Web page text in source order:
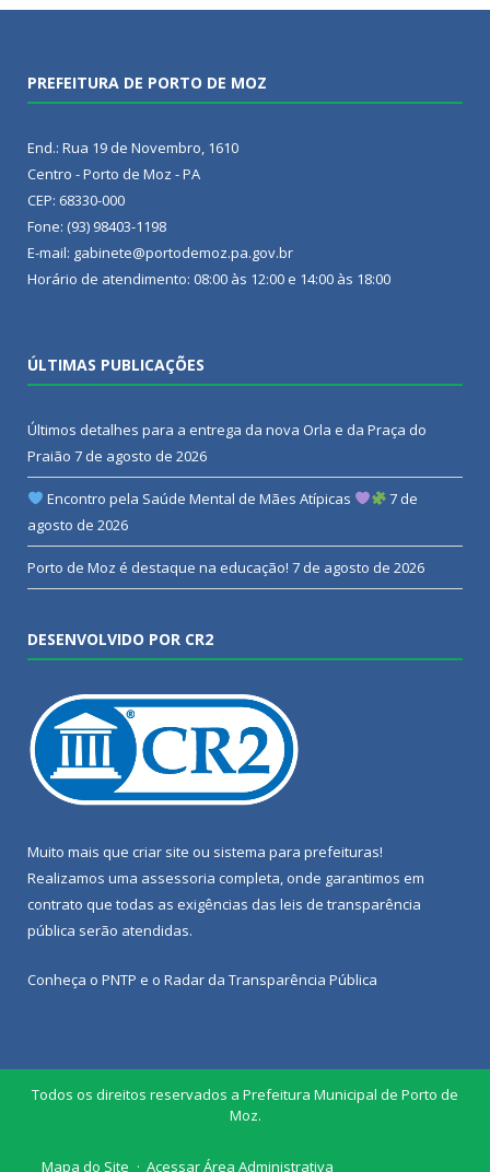
PREFEITURA DE PORTO DE MOZ
End.: Rua 19 de Novembro, 1610
Centro - Porto de Moz - PA
CEP: 68330-000
Fone: (93) 98403-1198
E-mail: gabinete@portodemoz.pa.gov.br
Horário de atendimento: 08:00 às 12:00 e 14:00 às 18:00
ÚLTIMAS PUBLICAÇÕES
Últimos detalhes para a entrega da nova Orla e da Praça do
Praião 7 de agosto de 2026
Encontro pela Saúde Mental de Mães Atípicas
7 de
agosto de 2026
Porto de Moz é destaque na educação! 7 de agosto de 2026
DESENVOLVIDO POR CR2
Muito mais que criar site ou sistema para prefeituras!
Realizamos uma assessoria completa, onde garantimos em
contrato que todas as exigências das leis de transparência
pública serão atendidas.
Conheça o PNTP e o Radar da Transparência Pública
Todos os direitos reservados a Prefeitura Municipal de Porto de
Moz.
Mapa do Site Acessar Área Administrativa